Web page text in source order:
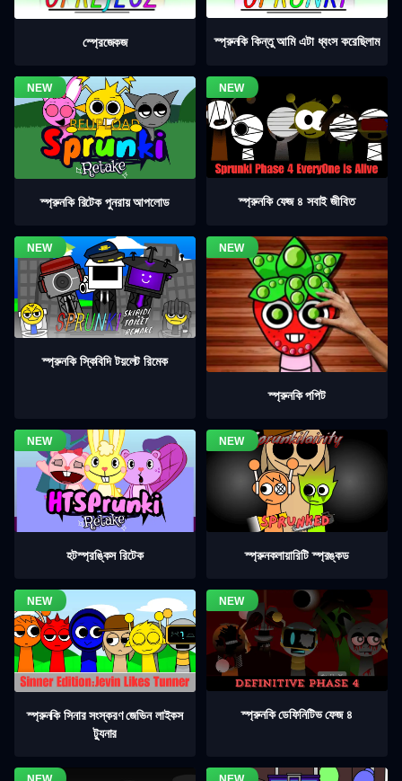
স্প্রেজেকজ স্প্রুনকি কিন্তু আমি এটা ধ্বংস করেছিলাম
স্প্রুনকি রিটেক পুনরায় আপলোড স্প্রুনকি ফেজ ৪ সবাই জীবিত
স্প্রুনকি স্কিবিদি টয়লেট রিমেক
স্প্রুনকি পপিট
হটস্প্রঙ্কিস রিটেক স্প্রুনকলায়ারিটি স্প্রঙ্কড
স্প্রুনকি সিনার সংস্করণ জেভিন লাইকস
ট্যুনার
স্প্রুনকি ডেফিনিটিভ ফেজ ৪